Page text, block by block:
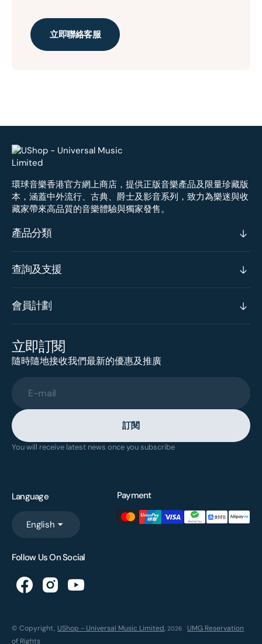
立即聯絡客服
環球音樂香港官方網上商店，提供正版音樂產品及限量珍藏版
本，涵蓋中外流行、古典、爵士及影音系列，致力為樂迷與收
藏家帶來高品質的音樂體驗與獨家發售。
產品分類
查詢及支援
會員計劃
立即訂閱
隨時隨地接收我們最新的優惠及推廣
E-mail
訂閱
You will receive latest news once you subscribe
Language
English
Payment
Follow Us On Social
© Copyright, UShop - Universal Music Limited, 2026
UMG Reservation
of Rights